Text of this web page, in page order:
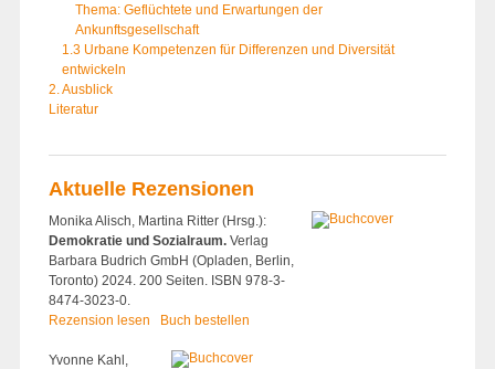
Thema: Geflüchtete und Erwartungen der
Ankunftsgesellschaft
1.3 Urbane Kompetenzen für Differenzen und Diversität
entwickeln
2. Ausblick
Literatur
Aktuelle Rezensionen
Monika Alisch, Martina Ritter (Hrsg.):
Demokratie und Sozialraum. Verlag
Barbara Budrich GmbH (Opladen, Berlin,
Toronto) 2024. 200 Seiten. ISBN 978-3-
8474-3023-0.
Rezension lesen
Buch bestellen
Yvonne Kahl,